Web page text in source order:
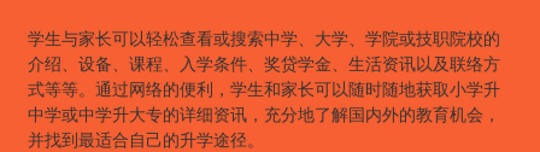
学生与家长可以轻松查看或搜索中学、大学、学院或技职院校的
介绍、设备、课程、入学条件、奖贷学金、生活资讯以及联络方
式等等。通过网络的便利，学生和家长可以随时随地获取小学升
中学或中学升大专的详细资讯，充分地了解国内外的教育机会，
并找到最适合自己的升学途径。